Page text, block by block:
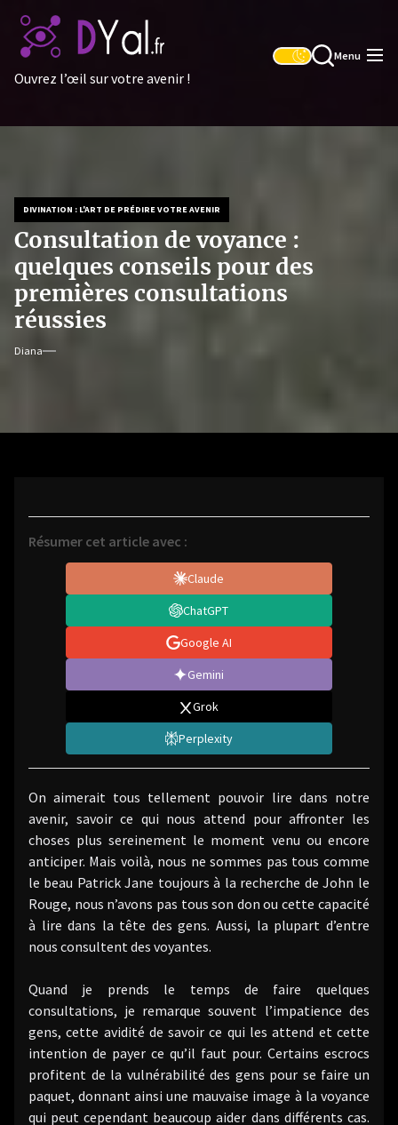
content
Ouvrez l’œil sur votre avenir !
Menu
DIVINATION : L'ART DE PRÉDIRE VOTRE AVENIR
Consultation de voyance :
quelques conseils pour des
premières consultations
réussies
Diana
Résumer cet article avec :
Claude
ChatGPT
Google AI
Gemini
Grok
Perplexity
On aimerait tous tellement pouvoir lire dans notre
avenir, savoir ce qui nous attend pour affronter les
choses plus sereinement le moment venu ou encore
anticiper. Mais voilà, nous ne sommes pas tous comme
le beau Patrick Jane toujours à la recherche de John le
Rouge, nous n’avons pas tous son don ou cette capacité
à lire dans la tête des gens. Aussi, la plupart d’entre
nous consultent des voyantes.
Quand je prends le temps de faire quelques
consultations, je remarque souvent l’impatience des
gens, cette avidité de savoir ce qui les attend et cette
intention de payer ce qu’il faut pour. Certains escrocs
profitent de la vulnérabilité des gens pour se faire un
paquet, donnant ainsi une mauvaise image à la voyance
qui peut cependant beaucoup aider dans différents cas.